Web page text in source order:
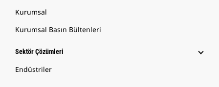
Kurumsal
Kurumsal Basın Bültenleri
Sektör Çözümleri
Endüstriler